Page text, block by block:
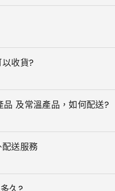
收貨?
及常溫產品，如何配送?
送服務